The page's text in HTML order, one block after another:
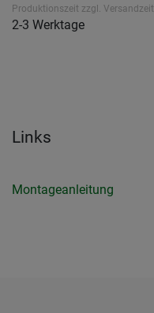
Produktionszeit zzgl. Versandzeit
2-3 Werktage
Links
Montageanleitung